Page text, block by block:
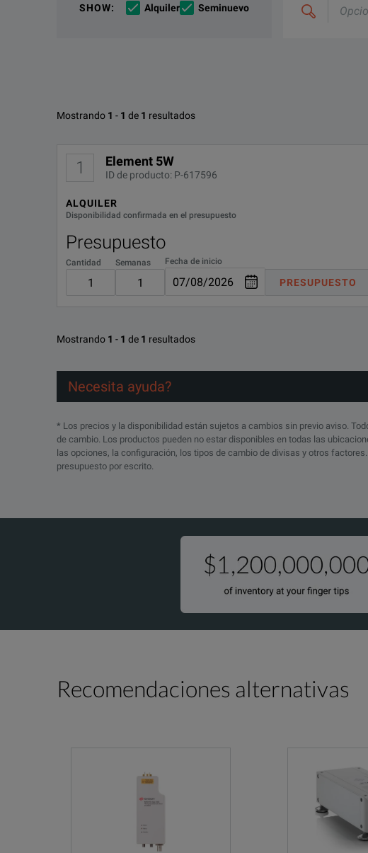
SHOW: Alquiler Seminuevo
búsqueda
Opciones disponibles para Bird 5L
Mostrando 1 - 1 de 1 resultados
1 Element 5W
ID de producto: P-617596
ALQUILER
Disponibilidad confirmada en el presupuesto
Presupuesto
Cantidad Semanas Fecha de inicio
PRESUPUESTO
Mostrando 1 - 1 de 1 resultados
Necesita ayuda?
* Los precios y la disponibilidad están sujetos a cambios sin previo aviso.
de cambio. Los productos pueden no estar disponibles en todas las
las opciones, la configuración, los tipos de cambio de divisas y otros
presupuesto por escrito.
If you would like to know more, please get in touchand one of
Si desea más información, póngase en contacto y un
Recomendaciones alternativas